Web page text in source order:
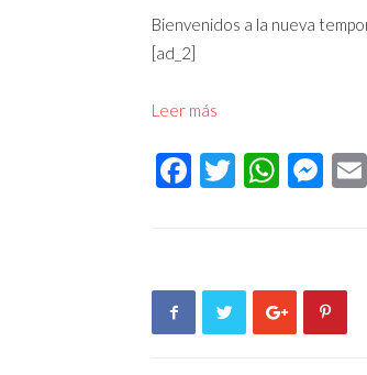
Bienvenidos a la nueva
[ad_2]
Leer más
Facebook
Twitter